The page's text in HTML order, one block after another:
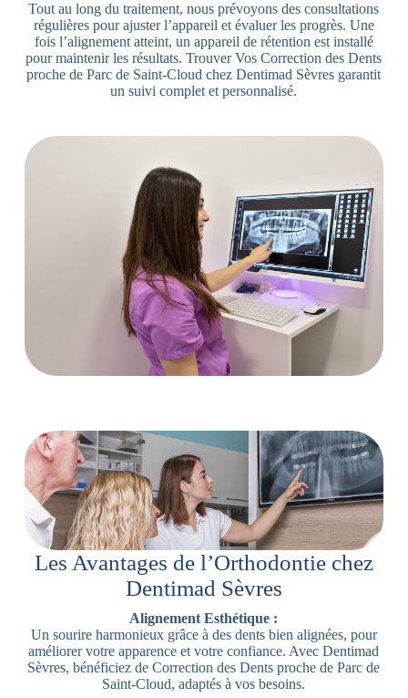
Tout au long du traitement, nous prévoyons des consultations
régulières pour ajuster l’appareil et évaluer les progrès. Une
fois l’alignement atteint, un appareil de rétention est installé
pour maintenir les résultats. Trouver Vos Correction des Dents
proche de Parc de Saint-Cloud chez Dentimad Sèvres garantit
un suivi complet et personnalisé.
Les Avantages de l’Orthodontie chez
Dentimad Sèvres
Alignement Esthétique :
Un sourire harmonieux grâce à des dents bien alignées, pour
améliorer votre apparence et votre confiance. Avec Dentimad
Sèvres, bénéficiez de Correction des Dents proche de Parc de
Saint-Cloud, adaptés à vos besoins.